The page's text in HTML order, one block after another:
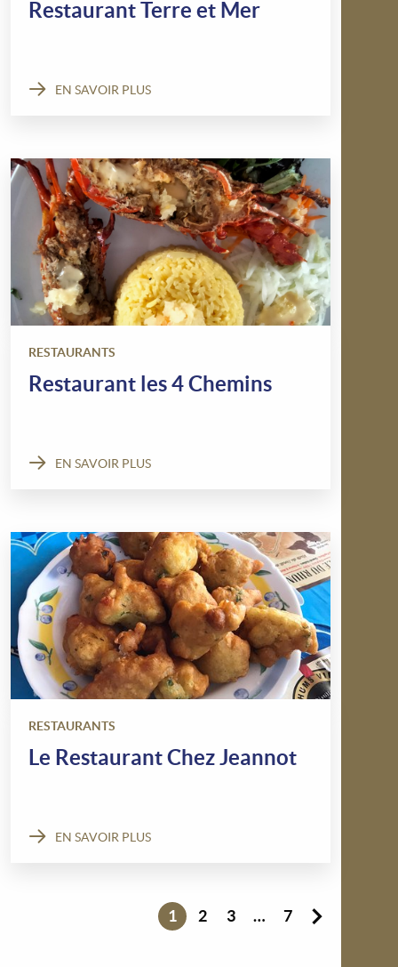
Restaurant Terre et Mer
EN SAVOIR PLUS
RESTAURANTS
Restaurant les 4 Chemins
EN SAVOIR PLUS
RESTAURANTS
Le Restaurant Chez Jeannot
EN SAVOIR PLUS
1 2 3 … 7